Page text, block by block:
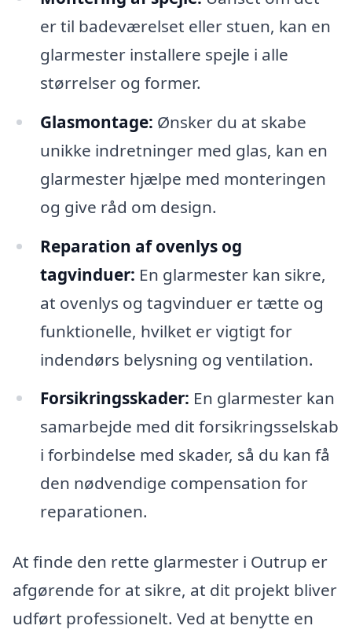
er til badeværelset eller stuen, kan en
glarmester installere spejle i alle
størrelser og former.
Glasmontage: Ønsker du at skabe
unikke indretninger med glas, kan en
glarmester hjælpe med monteringen
og give råd om design.
Reparation af ovenlys og
tagvinduer: En glarmester kan sikre,
at ovenlys og tagvinduer er tætte og
funktionelle, hvilket er vigtigt for
indendørs belysning og ventilation.
Forsikringsskader: En glarmester kan
samarbejde med dit forsikringsselskab
i forbindelse med skader, så du kan få
den nødvendige compensation for
reparationen.
At finde den rette glarmester i Outrup er
afgørende for at sikre, at dit projekt bliver
udført professionelt. Ved at benytte en